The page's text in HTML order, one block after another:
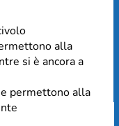
alla
si è ancora a
permettono alla